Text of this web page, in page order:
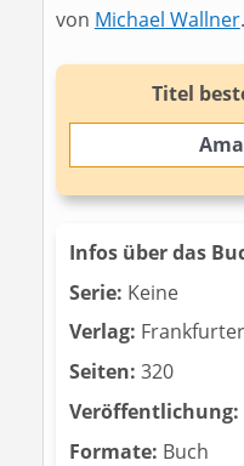
von Michael Wallner.
Titel
Infos über das
Serie: Keine
Verlag:
Seiten: 320
Veröffentlichung:
Formate: Buch